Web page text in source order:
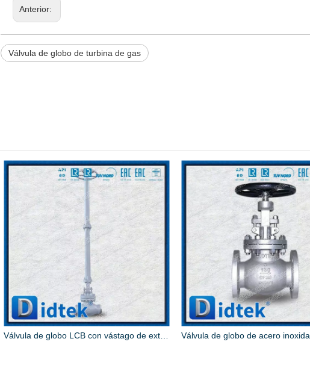
Anterior:
Válvula de globo de turbina de gas
Válvula de globo LCB con vástago de extensión criogénica